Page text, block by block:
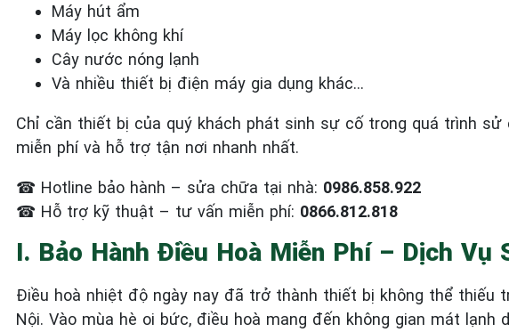
Máy hút ẩm
Máy lọc không khí
Cây nước nóng lạnh
Và nhiều thiết bị điện máy gia dụng khác…
Chỉ cần thiết bị của quý khách phát sinh sự cố trong quá trình
miễn phí và hỗ trợ tận nơi nhanh nhất.
☎ Hotline bảo hành – sửa chữa tại nhà: 0986.858.922
☎ Hỗ trợ kỹ thuật – tư vấn miễn phí: 0866.812.818
I. Bảo Hành Điều Hoà Miễn Phí – Dịch Vụ
Điều hoà nhiệt độ ngày nay đã trở thành thiết bị không thể thiếu
Nội. Vào mùa hè oi bức, điều hoà mang đến không gian mát